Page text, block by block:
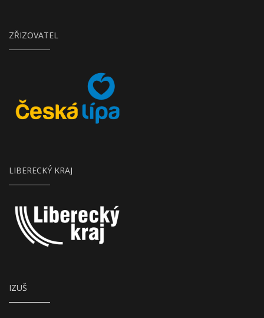
ZŘIZOVATEL
LIBERECKÝ KRAJ
IZUŠ